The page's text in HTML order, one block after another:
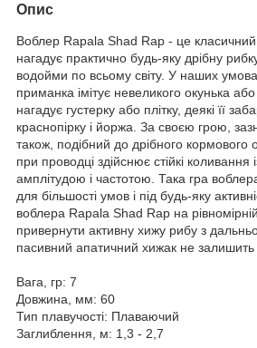
Опис
Воблер Rapala Shad Rap - це
нагадує практично будь-яку дрібну
водойми по всьому світу. У наших
приманка імітує невеликого окунька
нагадує густерку або плітку, деякі її
краснопірку і йоржа. За своєю грою,
також, подібний до дрібного кормового
при проводці здійснює стійкі коливання
амплітудою і частотою. Така гра
для більшості умов і під будь-яку
воблера Rapala Shad Rap на
привернути активну хижу рибу з
пасивний апатичний хижак не залишить
Вага, гр: 7
Довжина, мм: 60
Тип плавучості: Плаваючий
Заглиблення, м: 1,3 - 2,7